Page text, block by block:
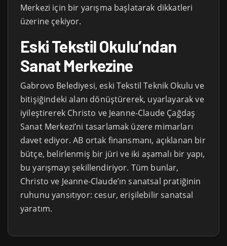
Merkezi için bir yarışma başlatarak dikkatleri
üzerine çekiyor.
Eski Tekstil Okulu’ndan
Sanat Merkezine
Gabrovo Belediyesi, eski Tekstil Teknik Okulu ve
bitişiğindeki alanı dönüştürerek, uyarlayarak ve
iyileştirerek Christo ve Jeanne-Claude Çağdaş
Sanat Merkezi’ni tasarlamak üzere mimarları
davet ediyor. AB ortak finansmanı, açıklanan bir
bütçe, belirlenmiş bir jüri ve iki aşamalı bir yapı,
bu yarışmayı şekillendiriyor. Tüm bunlar,
Christo ve Jeanne-Claude’ın sanatsal pratiğinin
ruhunu yansıtıyor: cesur, erişilebilir sanatsal
yaratım.